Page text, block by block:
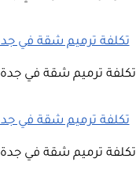
تكلفة ترميم شقة في جدة
تكلفة ترميم شقة في جدة